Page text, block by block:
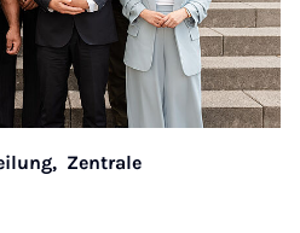
Zentrale